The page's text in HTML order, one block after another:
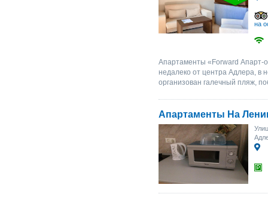
на
Апартаменты «Forward Апарт-
недалеко от центра Адлера, в
организован галечный пляж,
Апартаменты На